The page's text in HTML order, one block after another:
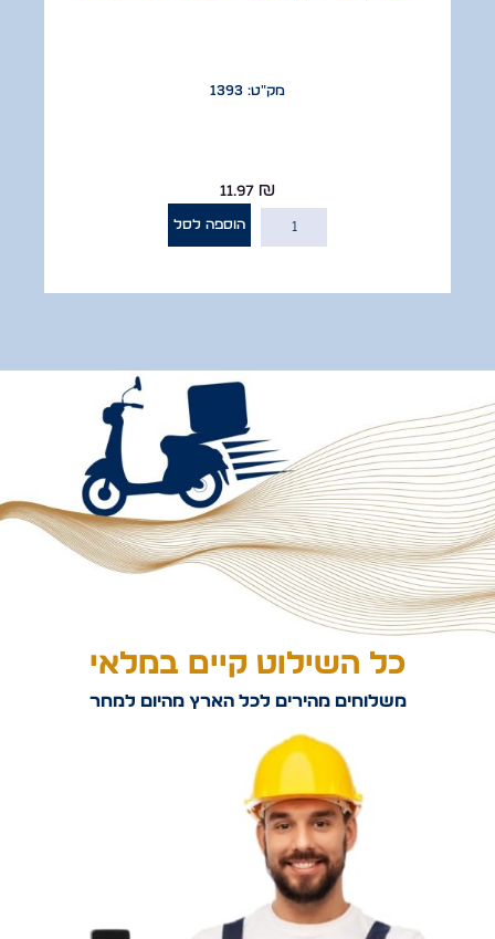
מק"ט: 1393
11.97₪
הוספה לסל
כל השילוט קיים במלאי
משלוחים מהירים לכל הארץ מהיום למחר